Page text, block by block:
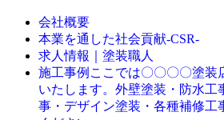
会社概要
本業を通した社会貢献-CSR-
求人情報｜塗装職人
施工事例 ここでは〇〇〇〇塗装
いたします。外壁塗装・防水工
事・デザイン塗装・各種補修工